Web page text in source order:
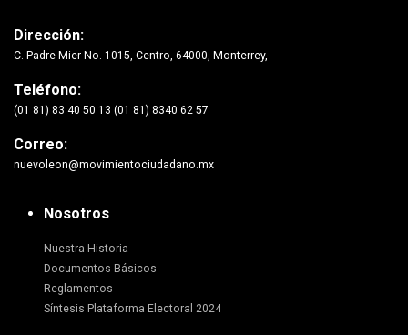
Dirección:
C. Padre Mier No. 1015, Centro, 64000, Monterrey,
Teléfono:
(01 81) 83 40 50 13 (01 81) 8340 62 57
Correo:
nuevoleon@movimientociudadano.mx
Nosotros
Nuestra Historia
Documentos Básicos
Reglamentos
Síntesis Plataforma Electoral 2024